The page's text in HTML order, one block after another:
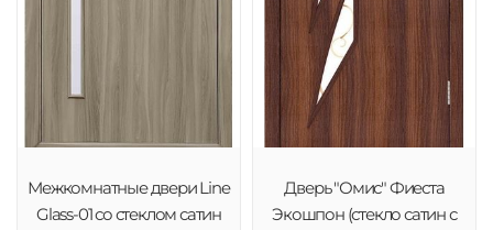
Межкомнатные двери Line
Glass-01 со стеклом сатин
Дверь "Омис" Фиеста
Экошпон (стекло сатин с